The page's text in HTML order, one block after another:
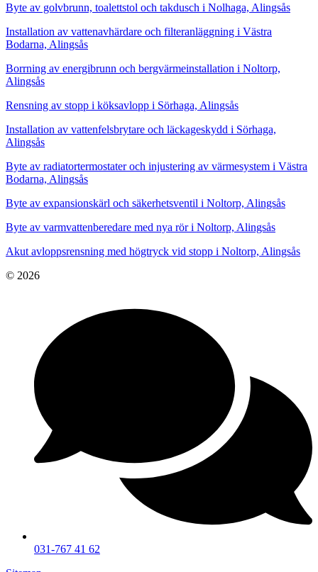
Byte av golvbrunn, toalettstol och takdusch i Nolhaga, Alingsås
Installation av vattenavhärdare och filteranläggning i Västra
Bodarna, Alingsås
Borrning av energibrunn och bergvärmeinstallation i Noltorp,
Alingsås
Rensning av stopp i köksavlopp i Sörhaga, Alingsås
Installation av vattenfelsbrytare och läckageskydd i Sörhaga,
Alingsås
Byte av radiatortermostater och injustering av värmesystem i Västra
Bodarna, Alingsås
Byte av expansionskärl och säkerhetsventil i Noltorp, Alingsås
Byte av varmvattenberedare med nya rör i Noltorp, Alingsås
Akut avloppsrensning med högtryck vid stopp i Noltorp, Alingsås
© 2026
031-767 41 62